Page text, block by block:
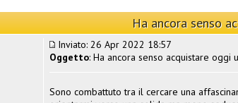
Ha ancora senso
Inviato: 26 Apr 2022 18:57
Oggetto: Ha ancora senso acquistare oggi
Sono combattuto tra il cercare una